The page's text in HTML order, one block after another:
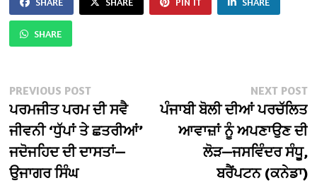
SHARE
Post
navigation
PREVIOUS POSTPrevious
post:
ਪਰਮਜੀਤ ਪਰਮ ਦੀ ਸਵੈ
ਜੀਵਨੀ ‘ਧੁੱਪਾਂ ਤੇ ਛਤਰੀਆਂ’
ਜਦੋਜਹਿਦ ਦੀ ਦਾਸਤਾਂ—
ਉਜਾਗਰ ਸਿੰਘ
NEXT POST
ਪੰਜਾਬੀ ਬੋਲੀ ਦੀਆਂ ਪਰਚੱਲਿਤ
ਆਵਾਜ਼ਾਂ ਨੂੰ ਅਪਣਾਉਣ ਦੀ
ਲੋੜ—ਜਸਵਿੰਦਰ ਸੰਧੂ,
ਬਰੈਂਪਟਨ (ਕਨੇਡਾ)